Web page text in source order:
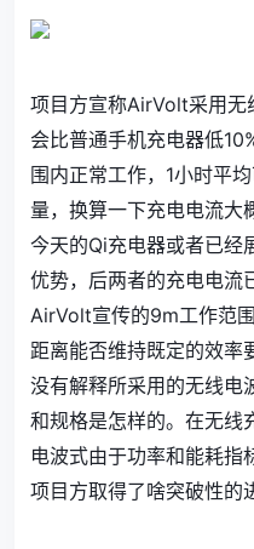
项目方宣称AirVolt采用无
会比普通手机充电器低
围内正常工作，1小时平
量，换算一下充电电流大
今天的Qi充电器或者已经
优势，后两者的充电电流
AirVolt宣传的9m工作范
距离能否维持既定的效率
没有解释所采用的无线电
和规格是怎样的。在无线
电波式由于功率和能耗指
项目方取得了啥突破性的